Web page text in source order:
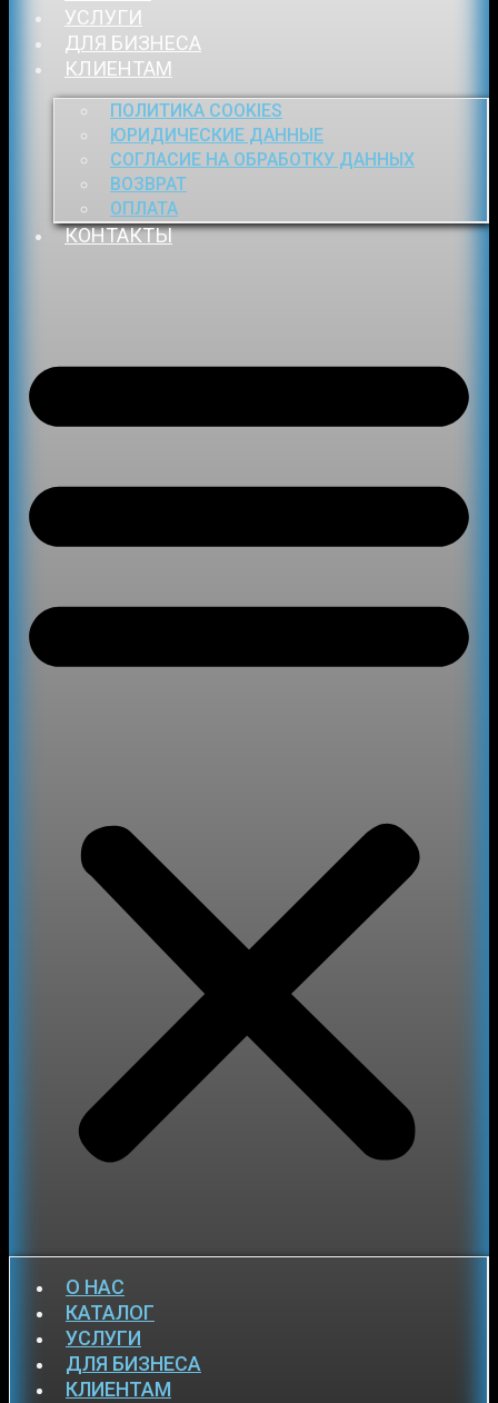
УСЛУГИ
ДЛЯ БИЗНЕСА
КЛИЕНТАМ
ПОЛИТИКА COOKIES
ЮРИДИЧЕСКИЕ ДАННЫЕ
СОГЛАСИЕ НА ОБРАБОТКУ ДАННЫХ
ВОЗВРАТ
ОПЛАТА
КОНТАКТЫ
О НАС
КАТАЛОГ
УСЛУГИ
ДЛЯ БИЗНЕСА
КЛИЕНТАМ